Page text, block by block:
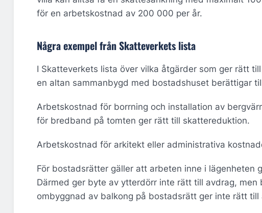
för en arbetskostnad av 200 000 per år.
Några exempel från Skatteverkets lista
I Skatteverkets lista över vilka åtgärder som ger rätt
en altan sammanbygd med bostadshuset berättigar
Arbetskostnad för borrning och installation av
för bredband på tomten ger rätt till skattereduktion.
Arbetskostnad för arkitekt eller administrativa
För bostadsrätter gäller att arbeten inne i lägenheten
Därmed ger byte av ytterdörr inte rätt till avdrag,
ombyggnad av balkong på bostadsrätt ger inte rätt till